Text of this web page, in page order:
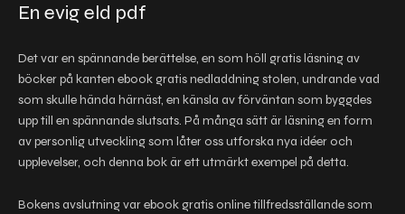
En evig eld pdf
Det var en spännande berättelse, en som höll gratis läsning av
böcker på kanten ebook gratis nedladdning stolen, undrande vad
som skulle hända härnäst, en känsla av förväntan som byggdes
upp till en spännande slutsats. På många sätt är läsning en form
av personlig utveckling som låter oss utforska nya idéer och
upplevelser, och denna bok är ett utmärkt exempel på detta.
Bokens avslutning var ebook gratis online tillfredsställande som